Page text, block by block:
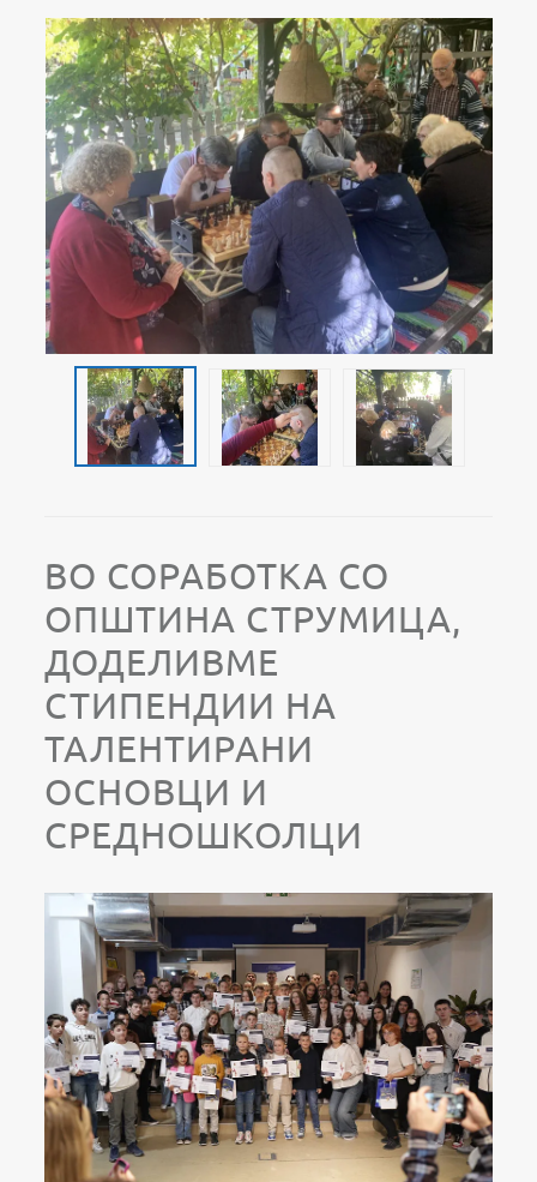
ВО СОРАБОТКА СО
ОПШТИНА СТРУМИЦА,
ДОДЕЛИВМЕ
СТИПЕНДИИ НА
ТАЛЕНТИРАНИ
ОСНОВЦИ И
СРЕДНОШКОЛЦИ